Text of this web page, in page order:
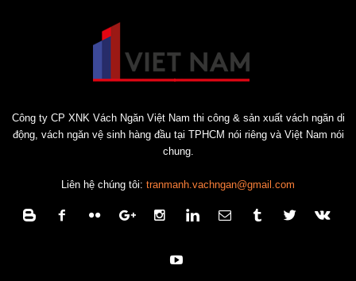
Công ty CP XNK Vách Ngăn Việt Nam thi công & sản xuất vách ngăn di
động, vách ngăn vệ sinh hàng đầu tại TPHCM nói riêng và Việt Nam nói
chung.
Liên hệ chúng tôi: tranmanh.vachngan@gmail.com